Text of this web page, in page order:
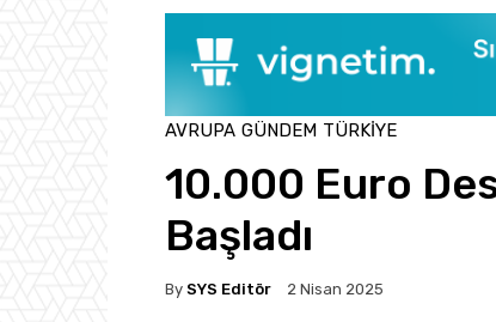
AVRUPA GÜNDEM TÜRKIYE
10.000 Euro
Başladı
By SYS Editör 2 Nisan 2025